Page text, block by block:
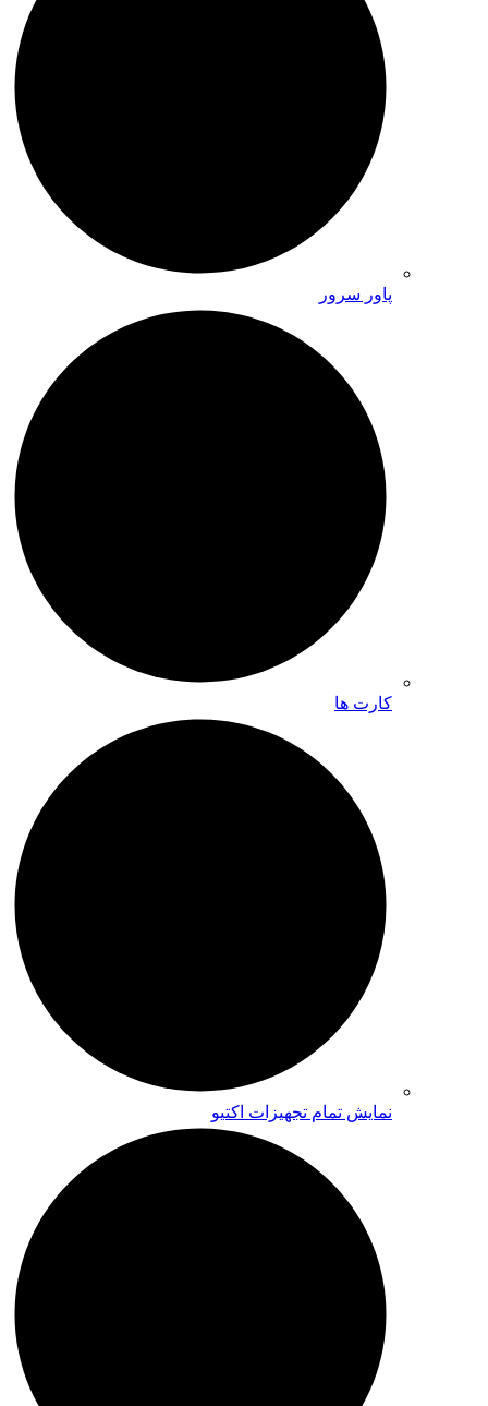
پاور سرور
کارت ها
نمایش تمام تجهیزات اکتیو